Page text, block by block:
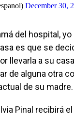
December 30,
del hospital,
es que se
llevarla a su
de alguna otra
de su madre.
Pinal recibirá